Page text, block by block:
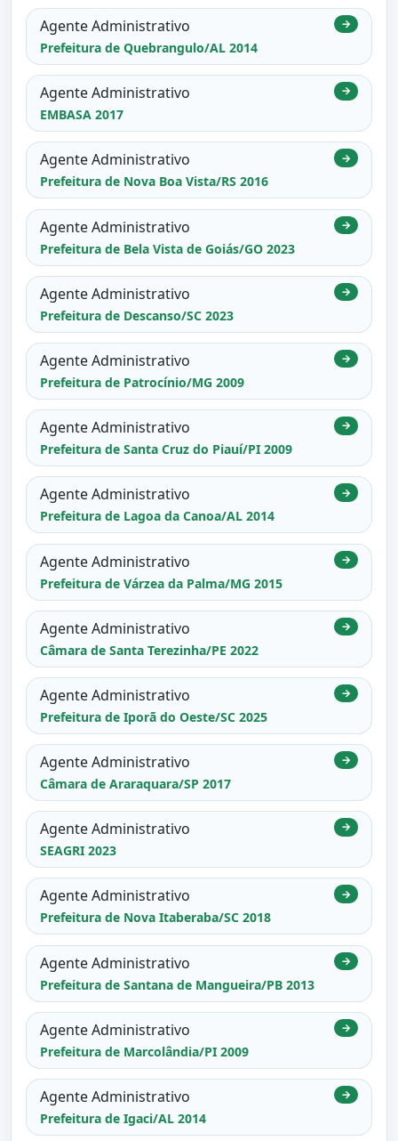
Agente Administrativo
Prefeitura de Quebrangulo/AL 2014
→
Agente Administrativo
EMBASA 2017
→
Agente Administrativo
Prefeitura de Nova Boa Vista/RS 2016
→
Agente Administrativo
Prefeitura de Bela Vista de Goiás/GO 2023
→
Agente Administrativo
Prefeitura de Descanso/SC 2023
→
Agente Administrativo
Prefeitura de Patrocínio/MG 2009
→
Agente Administrativo
Prefeitura de Santa Cruz do Piauí/PI 2009
→
Agente Administrativo
Prefeitura de Lagoa da Canoa/AL 2014
→
Agente Administrativo
Prefeitura de Várzea da Palma/MG 2015
→
Agente Administrativo
Câmara de Santa Terezinha/PE 2022
→
Agente Administrativo
Prefeitura de Iporã do Oeste/SC 2025
→
Agente Administrativo
Câmara de Araraquara/SP 2017
→
Agente Administrativo
SEAGRI 2023
→
Agente Administrativo
Prefeitura de Nova Itaberaba/SC 2018
→
Agente Administrativo
Prefeitura de Santana de Mangueira/PB 2013
→
Agente Administrativo
Prefeitura de Marcolândia/PI 2009
→
Agente Administrativo
Prefeitura de Igaci/AL 2014
→